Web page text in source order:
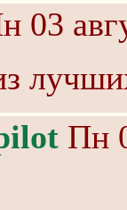
03
Пн